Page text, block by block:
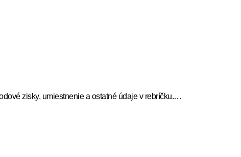
zisky, umiestnenie a ostatné údaje v rebríčku.…